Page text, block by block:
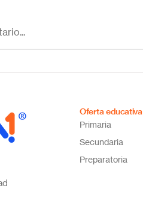
colegio
Oferta educativa
Primaria
Secundaria
Preparatoria